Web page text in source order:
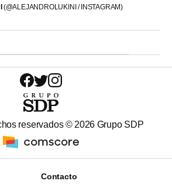
(@ALEJANDROLUKINI / INSTAGRAM)
reservados ©2026 Grupo SDP
Contacto